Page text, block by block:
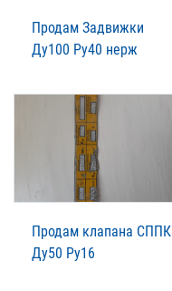
Продам Задвижки
Ду100 Ру40 нерж
Продам клапана СППК
Ду50 Ру16